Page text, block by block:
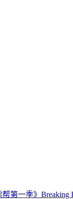
帮第一季》